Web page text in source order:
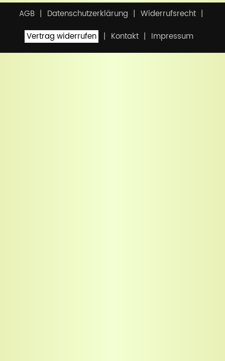
AGB Datenschutzerklärung
Widerrufsrecht
Vertrag widerrufen
Kontakt Impressum